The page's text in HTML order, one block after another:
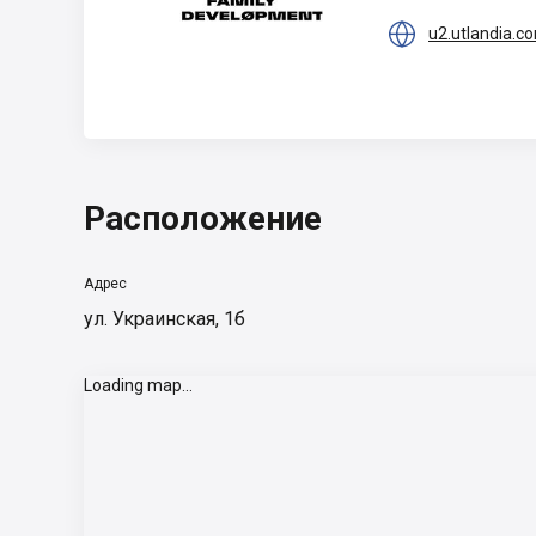

Расположение
Адрес
ул. Украинская, 1б
Loading map...